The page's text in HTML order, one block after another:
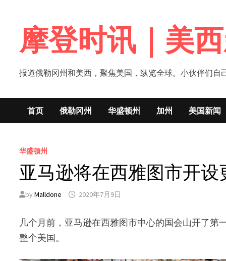
content摩登时讯｜美
报道俄勒冈州和美西，聚焦美国，纵览全球。小伙伴们自
首页 俄勒冈州 华盛顿州 加州 美国新闻
华盛顿州
亚马逊将在西雅图市开
byMalldone 2020年7月9日
几个月前，亚马逊在西雅图市中心的国会山开了第
整个美国。